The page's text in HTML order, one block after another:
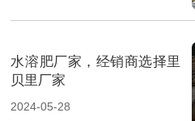
水溶肥厂家，经销商选择里
贝里厂家
2024-05-28